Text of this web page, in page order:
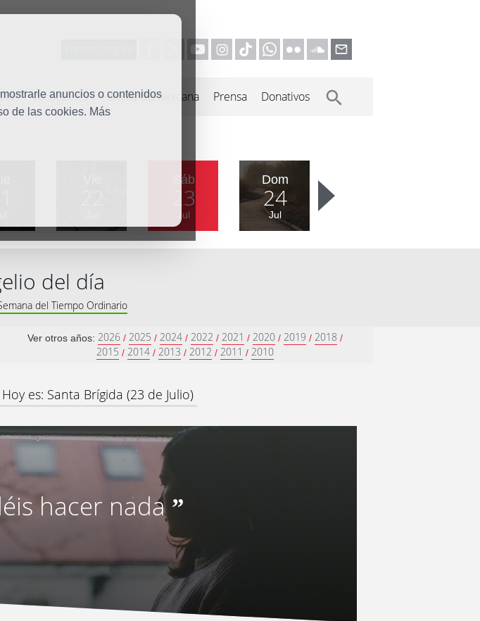
anuncios o contenidos
de las cookies. Más
Vocaciones Familia Dominicana Prensa Donativos
Sáb
23
Jul
Dom
24
Jul
del día
del Tiempo Ordinario
Ver otros años: 2026 / 2025 / 2024 / 2022 / 2021 / 2020 / 2019 / 2018 /
2015 / 2014 / 2013 / 2012 / 2011 / 2010
Hoy es: Santa Brígida (23 de Julio)
hacer nada”